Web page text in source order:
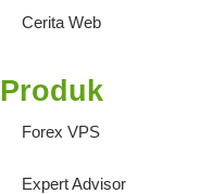
Cerita Web
Produk
Forex VPS
Expert Advisor